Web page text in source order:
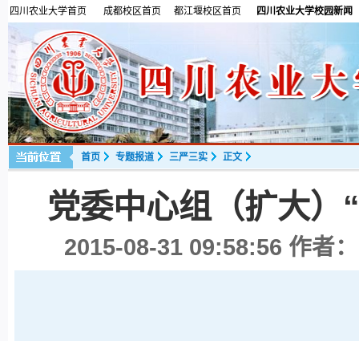
四川农业大学首页 成都校区首页 都江堰校区首页 四川农业大学校园新闻
首页 专题报道 三严三实 正文
党委中心组（扩大）
2015-08-31 09:58:56 作者